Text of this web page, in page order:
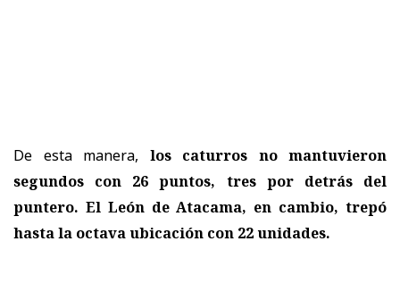
De esta manera, los caturros no mantuvieron
segundos con 26 puntos, tres por detrás del
puntero. El León de Atacama, en cambio, trepó
hasta la octava ubicación con 22 unidades.